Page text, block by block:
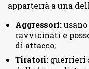
apparterrà a una
Aggressori:
ravvicinati e
di attacco;
Tiratori: guerrieri